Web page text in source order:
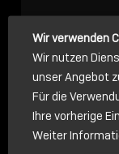
Wir verwenden
Wir nutzen
unser Angebot
Für die
Ihre vorherige
Weiter